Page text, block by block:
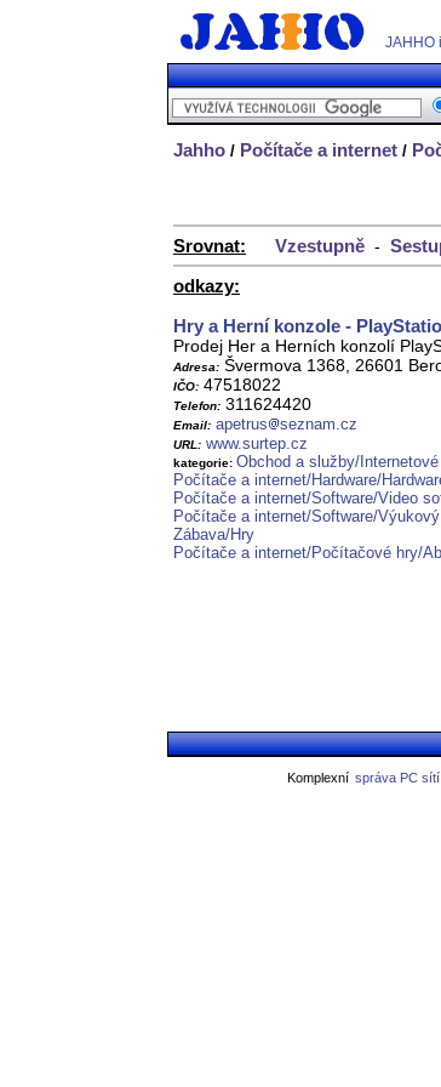
JAHHO
Jahho / Počítače a internet /
Srovnat: Vzestupně -
odkazy:
Hry a Herní konzole -
Prodej Her a Herních konzolí
Adresa: Švermova 1368, 26601
IČO: 47518022
Telefon: 311624420
Email: apetrus seznam.cz
URL: www.surtep.cz
kategorie: Obchod a služby/
Počítače a internet/Hardware/
Počítače a internet/Software/Video
Počítače a internet/Software/
Zábava/Hry
Počítače a internet/Počítačové hry/
Komplexní správa PC sítí